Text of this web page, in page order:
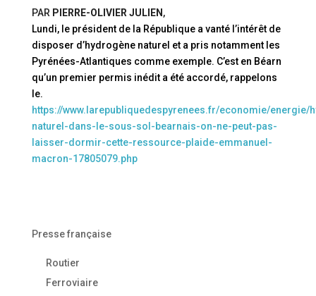
PAR PIERRE-OLIVIER JULIEN ,
Lundi, le président de la République a vanté l’intérêt de
disposer d’hydrogène naturel et a pris notamment les
Pyrénées-Atlantiques comme exemple. C’est en Béarn
qu’un premier permis inédit a été accordé, rappelons
le.
https://www.larepubliquedespyrenees.fr/economie/energie/
naturel-dans-le-sous-sol-bearnais-on-ne-peut-pas-
laisser-dormir-cette-ressource-plaide-emmanuel-
macron-17805079.php
Presse française
Routier
Ferroviaire